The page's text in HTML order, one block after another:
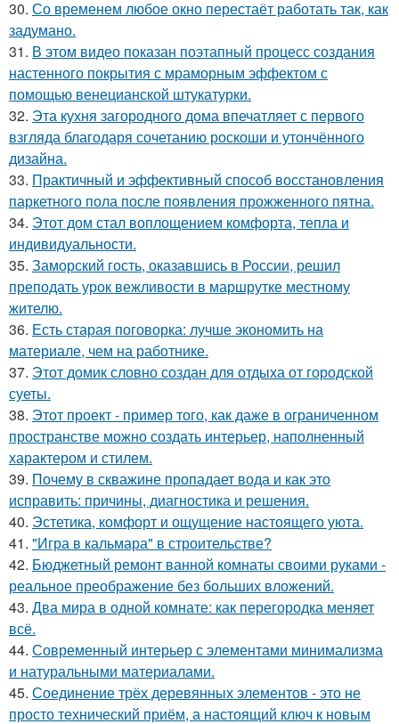
30. Со временем любое окно перестаёт работать так, как
задумано.
31. В этом видео показан поэтапный процесс создания
настенного покрытия с мраморным эффектом с
помощью венецианской штукатурки.
32. Эта кухня загородного дома впечатляет с первого
взгляда благодаря сочетанию роскоши и утончённого
дизайна.
33. Практичный и эффективный способ восстановления
паркетного пола после появления прожженного пятна.
34. Этот дом стал воплощением комфорта, тепла и
индивидуальности.
35. Заморский гость, оказавшись в России, решил
преподать урок вежливости в маршрутке местному
жителю.
36. Есть старая поговорка: лучше экономить на
материале, чем на работнике.
37. Этот домик словно создан для отдыха от городской
суеты.
38. Этот проект - пример того, как даже в ограниченном
пространстве можно создать интерьер, наполненный
характером и стилем.
39. Почему в скважине пропадает вода и как это
исправить: причины, диагностика и решения.
40. Эстетика, комфорт и ощущение настоящего уюта.
41. "Игра в кальмара" в строительстве?
42. Бюджетный ремонт ванной комнаты своими руками -
реальное преображение без больших вложений.
43. Два мира в одной комнате: как перегородка меняет
всё.
44. Современный интерьер с элементами минимализма
и натуральными материалами.
45. Соединение трёх деревянных элементов - это не
просто технический приём, а настоящий ключ к новым